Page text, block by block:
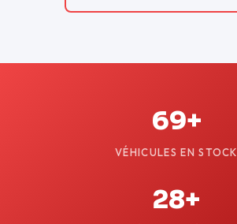
69+
VÉHICULES EN STOCK
28+